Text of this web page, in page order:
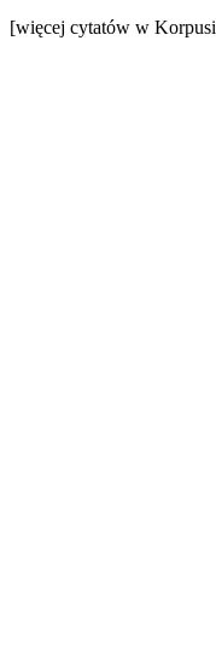
[więcej cytatów w